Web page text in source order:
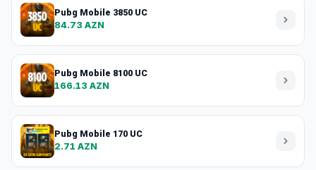
Pubg Mobile 3850 UC
84.73 AZN
Pubg Mobile 8100 UC
166.13 AZN
Pubg Mobile 170 UC
2.71 AZN